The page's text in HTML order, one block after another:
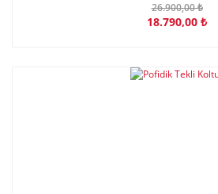
26.900,00 ₺
18.790,00 ₺